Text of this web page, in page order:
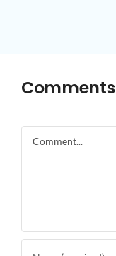
Comments
Comment